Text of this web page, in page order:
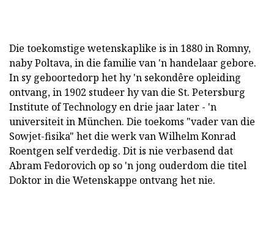
Die toekomstige wetenskaplike is in 1880 in Romny,
naby Poltava, in die familie van 'n handelaar gebore.
In sy geboortedorp het hy 'n sekondêre opleiding
ontvang, in 1902 studeer hy van die St. Petersburg
Institute of Technology en drie jaar later - 'n
universiteit in München. Die toekoms "vader van die
Sowjet-fisika" het die werk van Wilhelm Konrad
Roentgen self verdedig. Dit is nie verbasend dat
Abram Fedorovich op so 'n jong ouderdom die titel
Doktor in die Wetenskappe ontvang het nie.